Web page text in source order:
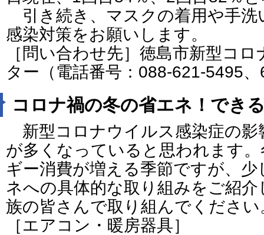
引き続き、マスクの着用や手洗
感染対策をお願いします。
［問い合わせ先］徳島市新型コ
ター（電話番号：088-621-5495
コロナ禍の冬の省エネ！でき
新型コロナウイルス感染症の影
が多くなっていると思われます
ギー消費が増える季節ですが、
ネへの具体的な取り組みをご紹
族の皆さんで取り組んでください
［エアコン・暖房器具］